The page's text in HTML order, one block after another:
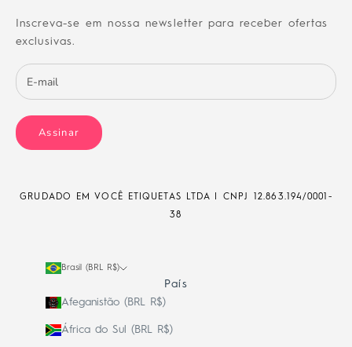
Inscreva-se em nossa newsletter para receber ofertas
exclusivas.
Assinar
GRUDADO EM VOCÊ ETIQUETAS LTDA | CNPJ
12.863.194/0001-
38
Brasil (BRL R$)
País
Afeganistão (BRL R$)
África do Sul (BRL R$)